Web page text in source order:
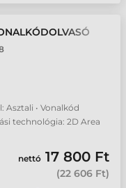
Asztali • Vonalkód
technológia: 2D Area
nettó 17 800 Ft
(22 606 Ft)